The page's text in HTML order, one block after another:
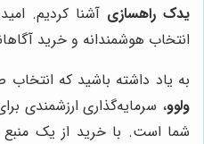
یدک راهسازی آشنا کردیم.
انتخاب هوشمندانه و خرید
به یاد داشته باشید که
ولوو، سرمایه‌گذاری ارزشمندی
شما است. با خرید از یک منبع